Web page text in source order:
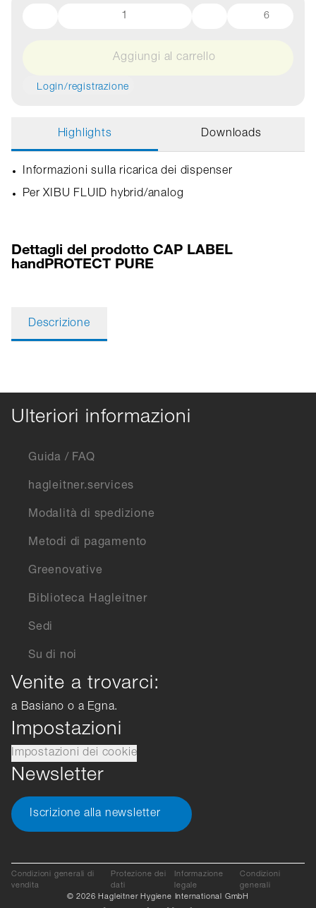
6
Aggiungi al carrello
Login/registrazione
Highlights Downloads
Informazioni sulla ricarica dei dispenser
Per XIBU FLUID hybrid/analog
Dettagli del prodotto CAP LABEL
handPROTECT PURE
Descrizione
Ulteriori informazioni
Guida / FAQ
hagleitner.services
Modalità di spedizione
Metodi di pagamento
Greenovative
Biblioteca Hagleitner
Sedi
Su di noi
Venite a trovarci:
a Basiano o a Egna.
Impostazioni
Impostazioni dei cookie
Newsletter
Iscrizione alla newsletter
Condizioni generali di
vendita
Protezione dei
dati
Informazione
legale
Condizioni
generali
© 2026 Hagleitner Hygiene International GmbH